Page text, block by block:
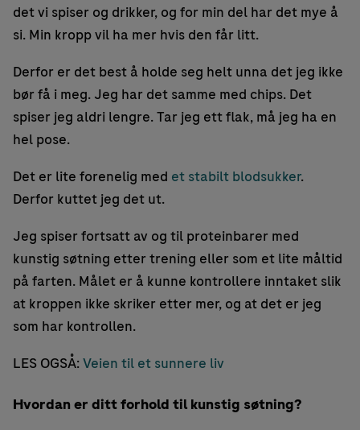
det vi spiser og drikker, og for min del har det mye å
si. Min kropp vil ha mer hvis den får litt.
Derfor er det best å holde seg helt unna det jeg ikke
bør få i meg. Jeg har det samme med chips. Det
spiser jeg aldri lengre. Tar jeg ett flak, må jeg ha en
hel pose.
Det er lite forenelig med et stabilt blodsukker.
Derfor kuttet jeg det ut.
Jeg spiser fortsatt av og til proteinbarer med
kunstig søtning etter trening eller som et lite måltid
på farten. Målet er å kunne kontrollere inntaket slik
at kroppen ikke skriker etter mer, og at det er jeg
som har kontrollen.
LES OGSÅ:Veien til et sunnere liv
Hvordan er ditt forhold til kunstig søtning?